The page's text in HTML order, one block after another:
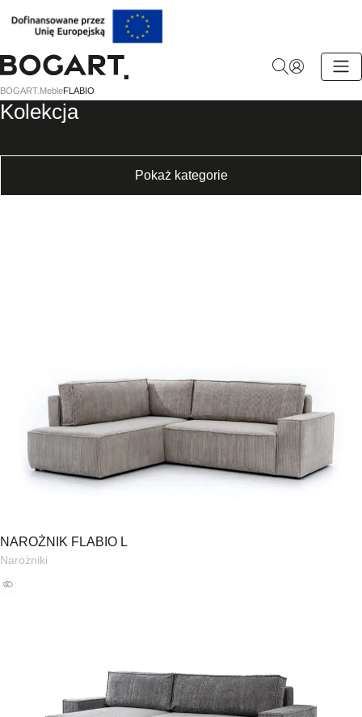
BOGART.
-
Strona
BOGART. MebleFLABIO
Kolekcja
Pokaż kategorie
NAROŻNIK FLABIO L
Narożniki